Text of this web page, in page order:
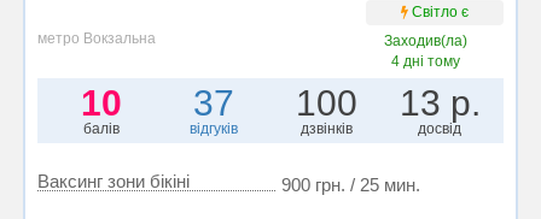
Світло є
метро Вокзальна
Заходив(ла)
4 дні тому
10
балів
37
відгуків
100
дзвінків
13 р.
досвід
Ваксинг зони бікіні 900 грн. / 25 мин.